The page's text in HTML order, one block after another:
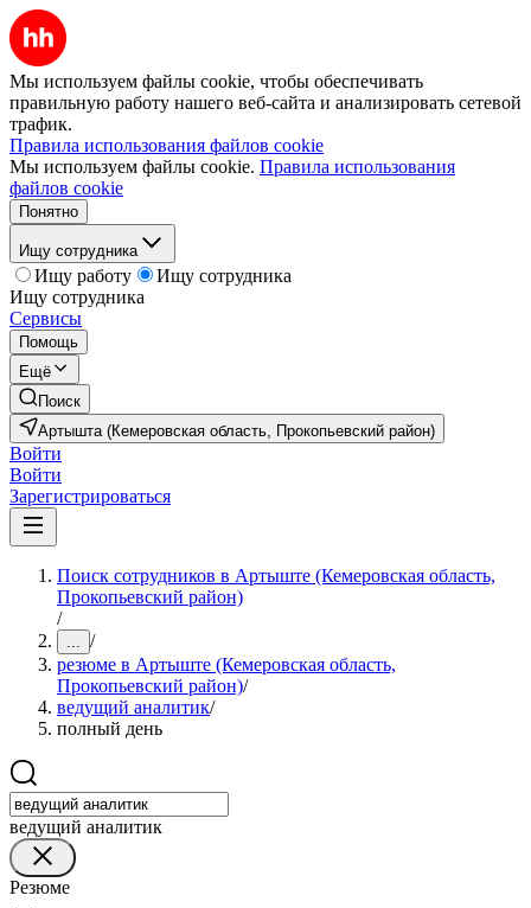
Мы используем файлы cookie, чтобы обеспечивать
правильную работу нашего веб-сайта и анализировать сетевой
трафик.
Правила использования файлов cookie
Мы используем файлы cookie. Правила использования
файлов cookie
Понятно
Ищу сотрудника
Ищу работу
Ищу сотрудника
Ищу сотрудника
Сервисы
Помощь
Ещё
Поиск
Артышта (Кемеровская область, Прокопьевский район)
Войти
Войти
Зарегистрироваться
Поиск сотрудников в Артыште (Кемеровская область,
Прокопьевский район)
/
... /
резюме в Артыште (Кемеровская область,
Прокопьевский район)/
ведущий аналитик/
полный день
ведущий аналитик
Резюме